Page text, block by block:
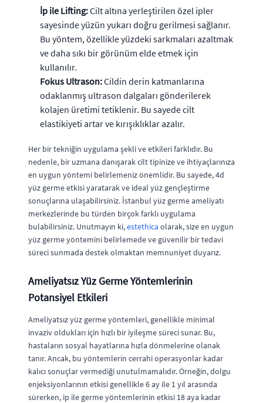
İp ile Lifting:Cilt altına yerleştirilen özel ipler
sayesinde yüzün yukarı doğru gerilmesi sağlanır.
Bu yöntem, özellikle yüzdeki sarkmaları azaltmak
ve daha sıkı bir görünüm elde etmek için
kullanılır.
Fokus Ultrason:Cildin derin katmanlarına
odaklanmış ultrason dalgaları gönderilerek
kolajen üretimi tetiklenir. Bu sayede cilt
elastikiyeti artar ve kırışıklıklar azalır.
Her bir tekniğin uygulama şekli ve etkileri farklıdır. Bu
nedenle, bir uzmana danışarak cilt tipinize ve ihtiyaçlarınıza
en uygun yöntemi belirlemeniz önemlidir. Bu sayede, 4d
yüz germe etkisi yaratarak ve ideal yüz gençleştirme
sonuçlarına ulaşabilirsiniz. İstanbul yüz germe ameliyatı
merkezlerinde bu türden birçok farklı uygulama
bulabilirsiniz. Unutmayın ki,estethica olarak, size en uygun
yüz germe yöntemini belirlemede ve güvenilir bir tedavi
süreci sunmada destek olmaktan memnuniyet duyarız.
Ameliyatsız Yüz Germe Yöntemlerinin
Potansiyel Etkileri
Ameliyatsız yüz germe yöntemleri, genellikle minimal
invaziv oldukları için hızlı bir iyileşme süreci sunar. Bu,
hastaların sosyal hayatlarına hızla dönmelerine olanak
tanır. Ancak, bu yöntemlerin cerrahi operasyonlar kadar
kalıcı sonuçlar vermediği unutulmamalıdır. Örneğin, dolgu
enjeksiyonlarının etkisi genellikle 6 ay ile 1 yıl arasında
sürerken, ip ile germe yöntemlerinin etkisi 18 aya kadar